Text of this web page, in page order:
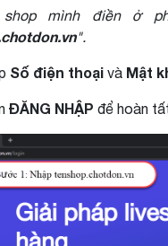
mình điền ở
".
Số điện thoại và Mật
ĐĂNG NHẬP để hoàn